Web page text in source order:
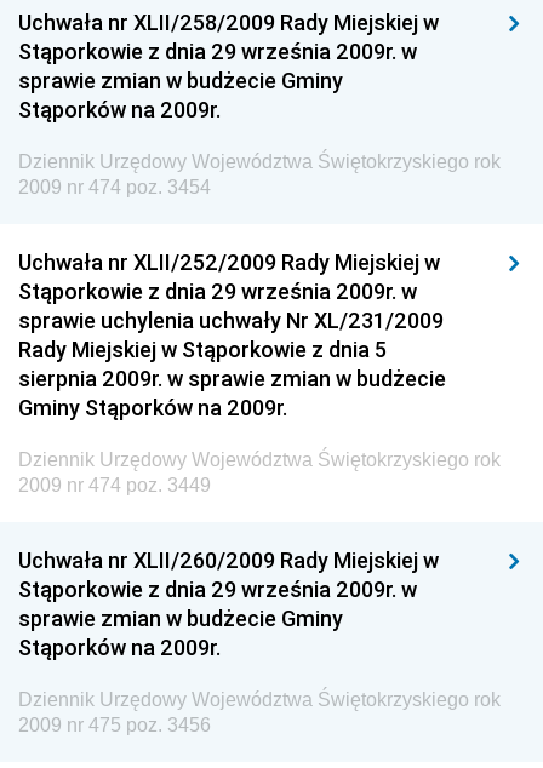
Dziennik Urzędowy Ministra Kultury, Dziedzictwa
Narodowego i Sportu
Dziennik Urzędowy Ministra Rodziny i Polityki
Społecznej
Dziennik Urzędowy Komendy Głównej Straży
Granicznej
Drogowego
Dziennik Urzędowy Narodowego Banku Polskiego
Dziennik Urzędowy Komendy Głównej Policji
Dziennik Urzędowy Ministra Pracy i Polityki
Społecznej
Dziennik Urzędowy Ministra Transportu, Budownictwa
i Gospodarki Morskiej
Dziennik Urzędowy Ministra Spraw Zagranicznych
Dziennik Urzędowy Centralnego Biura
Antykorupcyjnego
Wewnętrznego
Dziennik Urzędowy Urzędu Patentowego
Uchwała nr XLII/258/2009 Rady Miejskiej w
Stąporkowie z dnia 29 września 2009r. w
sprawie zmian w budżecie Gminy
Stąporków na 2009r.
Dziennik Urzędowy Województwa Świętokrzyskiego rok
2009 nr 474 poz. 3454
Uchwała nr XLII/252/2009 Rady Miejskiej w
Stąporkowie z dnia 29 września 2009r. w
sprawie uchylenia uchwały Nr XL/231/2009
Rady Miejskiej w Stąporkowie z dnia 5
sierpnia 2009r. w sprawie zmian w budżecie
Gminy Stąporków na 2009r.
Dziennik Urzędowy Województwa Świętokrzyskiego rok
2009 nr 474 poz. 3449
Uchwała nr XLII/260/2009 Rady Miejskiej w
Stąporkowie z dnia 29 września 2009r. w
sprawie zmian w budżecie Gminy
Stąporków na 2009r.
Dziennik Urzędowy Województwa Świętokrzyskiego rok
2009 nr 475 poz. 3456